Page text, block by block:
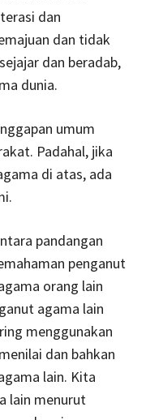
dan
dan tidak
dan beradab,
dunia.
umum
Padahal, jika
di atas, ada
pandangan
penganut
orang lain
agama lain
menggunakan
dan bahkan
lain. Kita
lain menurut